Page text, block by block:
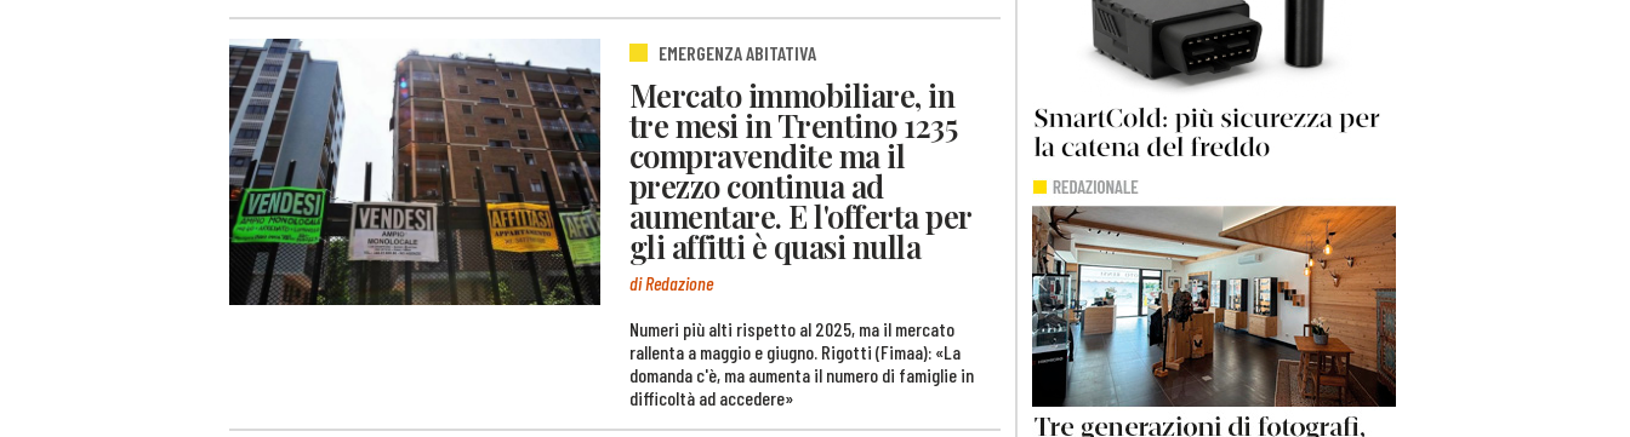
EMERGENZA ABITATIVA
Mercato immobiliare, in
tre mesi in Trentino 1235
compravendite ma il
prezzo continua ad
aumentare. E l'offerta per
gli affitti è quasi nulla
di Redazione
Numeri più alti rispetto al 2025, ma il mercato
rallenta a maggio e giugno. Rigotti (Fimaa): «La
domanda c'è, ma aumenta il numero di famiglie in
difficoltà ad accedere»